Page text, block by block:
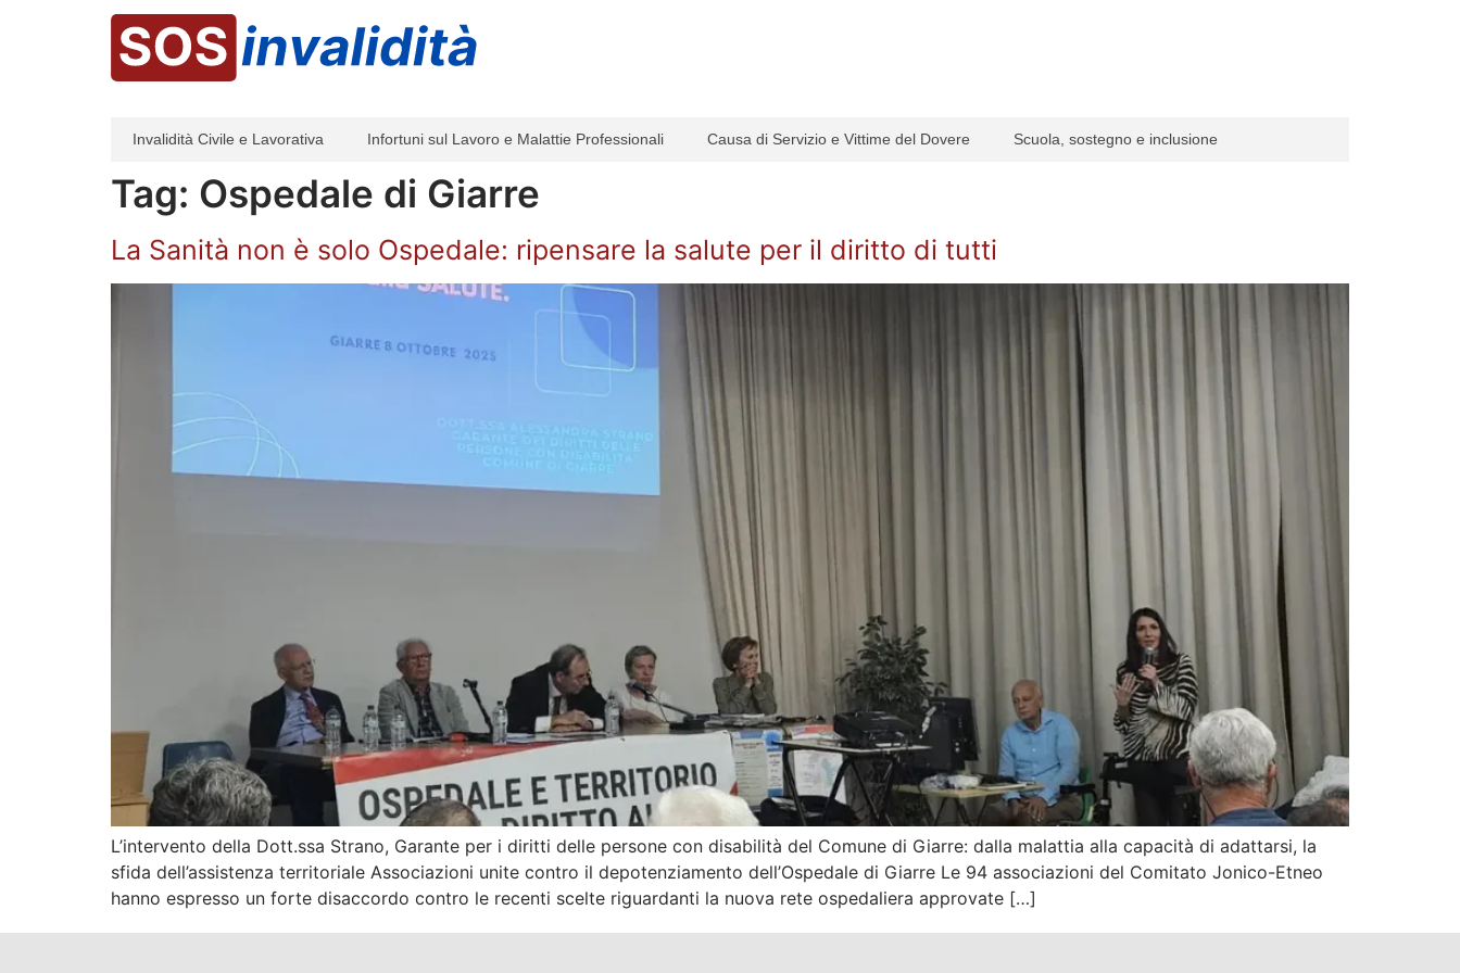
Invalidità Civile e Lavorativa Infortuni sul Lavoro e Malattie Professionali Causa di Servizio e Vittime del Dovere Scuola, sostegno e inclusione
Tag: Ospedale di Giarre
La Sanità non è solo Ospedale: ripensare la salute per il diritto di tutti
L’intervento della Dott.ssa Strano, Garante per i diritti delle persone con disabilità del Comune di Giarre: dalla malattia alla capacità di adattarsi, la
sfida dell’assistenza territoriale Associazioni unite contro il depotenziamento dell’Ospedale di Giarre Le 94 associazioni del Comitato Jonico-Etneo
hanno espresso un forte disaccordo contro le recenti scelte riguardanti la nuova rete ospedaliera approvate […]